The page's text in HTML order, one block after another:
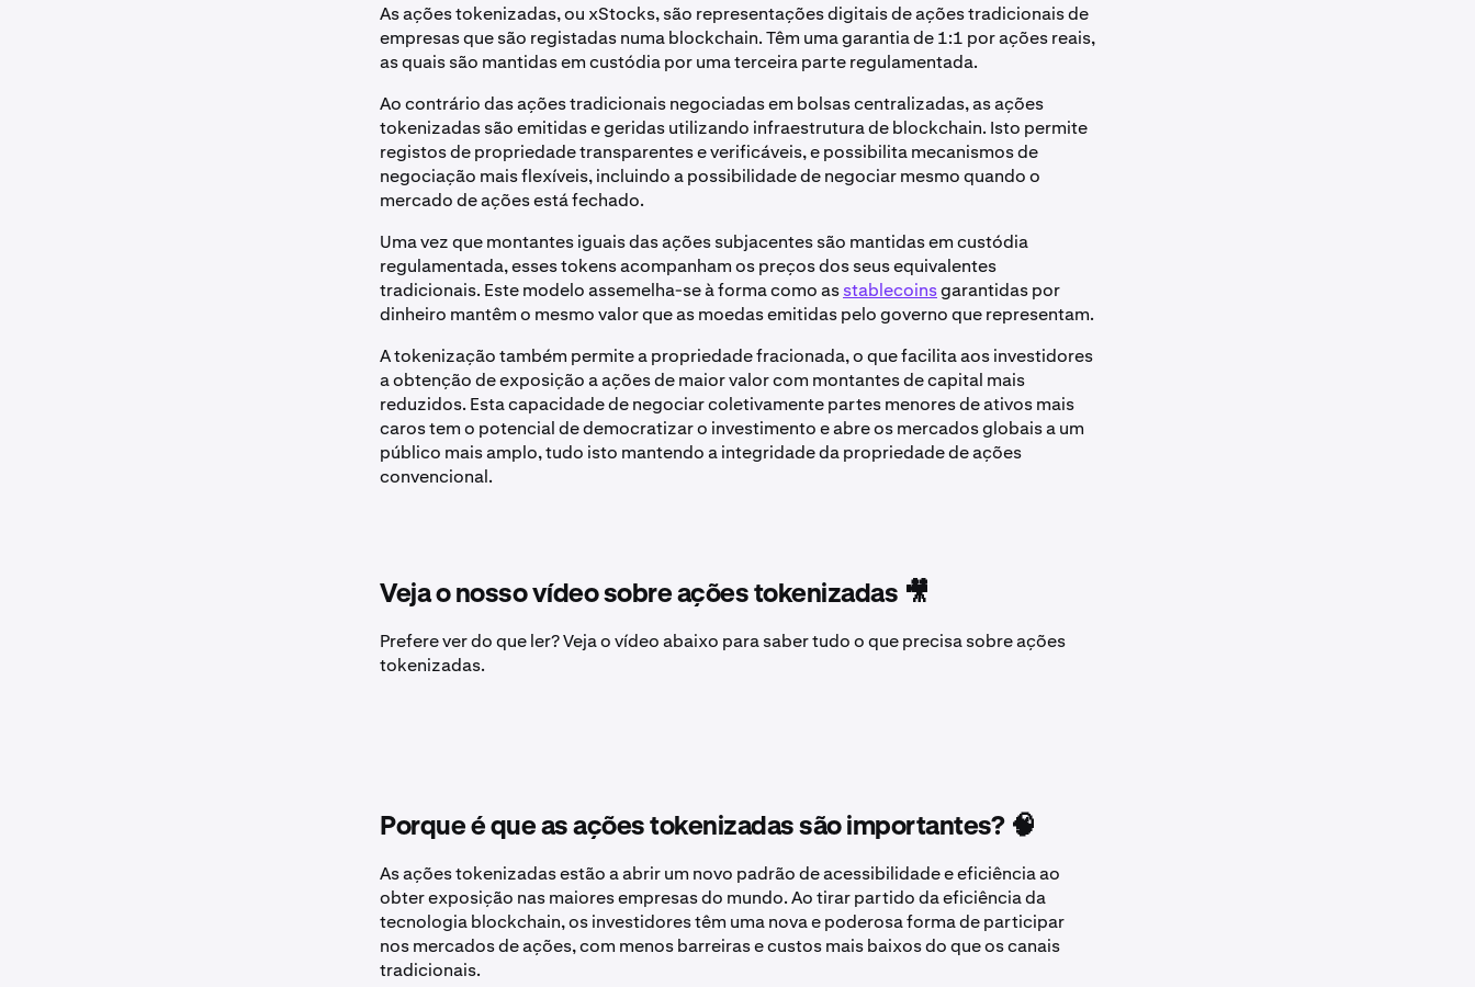
As ações tokenizadas, ou xStocks, são representações digitais de ações tradicionais de
empresas que são registadas numa blockchain. Têm uma garantia de 1:1 por ações reais,
as quais são mantidas em custódia por uma terceira parte regulamentada.
Ao contrário das ações tradicionais negociadas em bolsas centralizadas, as ações
tokenizadas são emitidas e geridas utilizando infraestrutura de blockchain. Isto permite
registos de propriedade transparentes e verificáveis, e possibilita mecanismos de
negociação mais flexíveis, incluindo a possibilidade de negociar mesmo quando o
mercado de ações está fechado.
Uma vez que montantes iguais das ações subjacentes são mantidas em custódia
regulamentada, esses tokens acompanham os preços dos seus equivalentes
tradicionais. Este modelo assemelha-se à forma como asstablecoinsgarantidas por
dinheiro mantêm o mesmo valor que as moedas emitidas pelo governo que representam.
A tokenização também permite a propriedade fracionada, o que facilita aos investidores
a obtenção de exposição a ações de maior valor com montantes de capital mais
reduzidos. Esta capacidade de negociar coletivamente partes menores de ativos mais
caros tem o potencial de democratizar o investimento e abre os mercados globais a um
público mais amplo, tudo isto mantendo a integridade da propriedade de ações
convencional.
Veja o nosso vídeo sobre ações tokenizadas 🎥
Prefere ver do que ler? Veja o vídeo abaixo para saber tudo o que precisa sobre ações
tokenizadas.
Porque é que as ações tokenizadas são importantes? 🧠
As ações tokenizadas estão a abrir um novo padrão de acessibilidade e eficiência ao
obter exposição nas maiores empresas do mundo. Ao tirar partido da eficiência da
tecnologia blockchain, os investidores têm uma nova e poderosa forma de participar
nos mercados de ações, com menos barreiras e custos mais baixos do que os canais
tradicionais.